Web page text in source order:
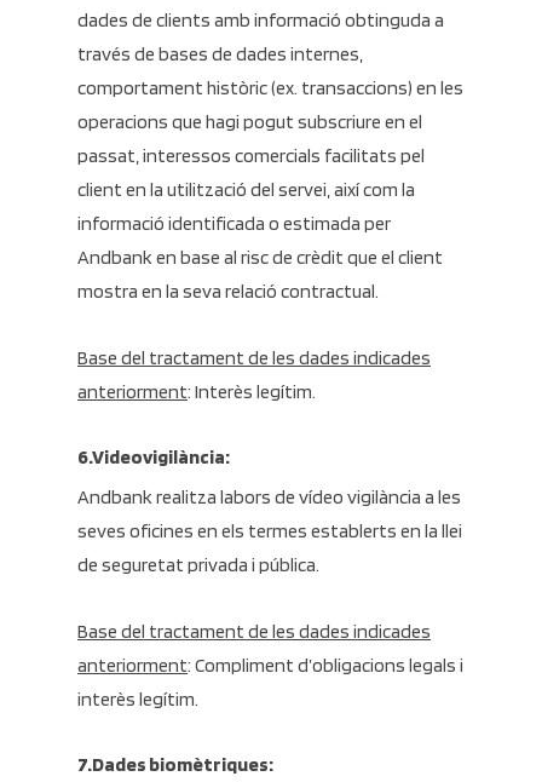
dades de clients amb informació obtinguda a
través de bases de dades internes,
comportament històric (ex. transaccions) en les
operacions que hagi pogut subscriure en el
passat, interessos comercials facilitats pel
client en la utilització del servei, així com la
informació identificada o estimada per
Andbank en base al risc de crèdit que el client
mostra en la seva relació contractual.
Base del tractament de les dades indicades
anteriorment: Interès legítim.
6.Videovigilància:
Andbank realitza labors de vídeo vigilància a les
seves oficines en els termes establerts en la llei
de seguretat privada i pública.
Base del tractament de les dades indicades
anteriorment: Compliment d’obligacions legals i
interès legítim.
7.Dades biomètriques: